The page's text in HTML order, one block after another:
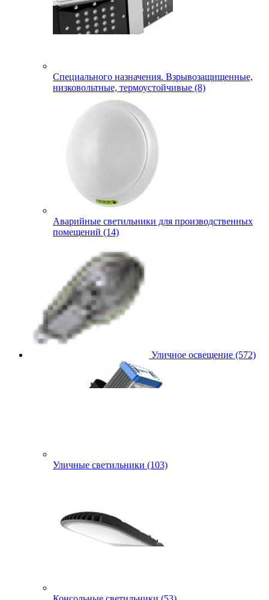
Специального назначения. Взрывозащищенные,
низковольтные, термоустойчивые (8)
Аварийные светильники для производственных
помещений (14)
Уличное освещение (572)
Уличные светильники (103)